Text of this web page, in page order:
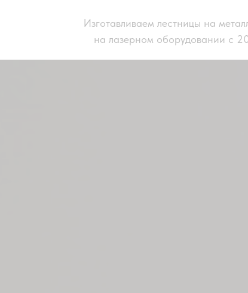
Изготавливаем лестницы на
на лазерном оборудовании с